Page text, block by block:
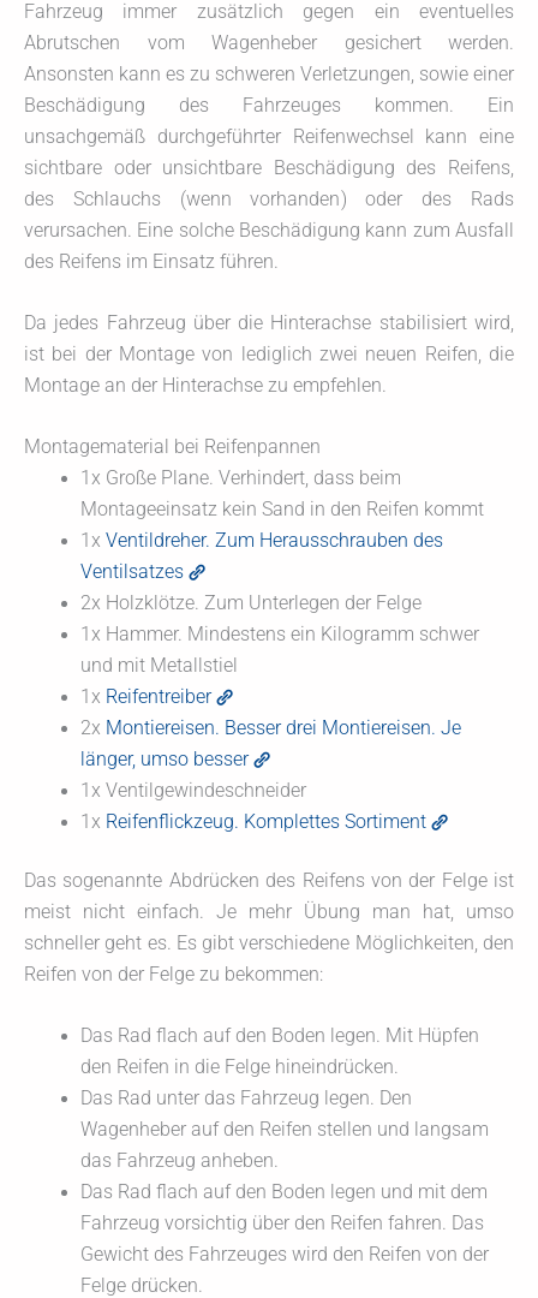
Fahrzeug immer zusätzlich gegen ein eventuelles
Abrutschen vom Wagenheber gesichert werden.
Ansonsten kann es zu schweren Verletzungen, sowie einer
Beschädigung des Fahrzeuges kommen. Ein
unsachgemäß durchgeführter Reifenwechsel kann eine
sichtbare oder unsichtbare Beschädigung des Reifens,
des Schlauchs (wenn vorhanden) oder des Rads
verursachen. Eine solche Beschädigung kann zum Ausfall
des Reifens im Einsatz führen.
Da jedes Fahrzeug über die Hinterachse stabilisiert wird,
ist bei der Montage von lediglich zwei neuen Reifen, die
Montage an der Hinterachse zu empfehlen.
Montagematerial bei Reifenpannen
1x Große Plane. Verhindert, dass beim
Montageeinsatz kein Sand in den Reifen kommt
1x Ventildreher. Zum Herausschrauben des
Ventilsatzes
2x Holzklötze. Zum Unterlegen der Felge
1x Hammer. Mindestens ein Kilogramm schwer
und mit Metallstiel
1x Reifentreiber
2x Montiereisen. Besser drei Montiereisen. Je
länger, umso besser
1x Ventilgewindeschneider
1x Reifenflickzeug. Komplettes Sortiment
Das sogenannte Abdrücken des Reifens von der Felge ist
meist nicht einfach. Je mehr Übung man hat, umso
schneller geht es. Es gibt verschiedene Möglichkeiten, den
Reifen von der Felge zu bekommen:
Das Rad flach auf den Boden legen. Mit Hüpfen
den Reifen in die Felge hineindrücken.
Das Rad unter das Fahrzeug legen. Den
Wagenheber auf den Reifen stellen und langsam
das Fahrzeug anheben.
Das Rad flach auf den Boden legen und mit dem
Fahrzeug vorsichtig über den Reifen fahren. Das
Gewicht des Fahrzeuges wird den Reifen von der
Felge drücken.